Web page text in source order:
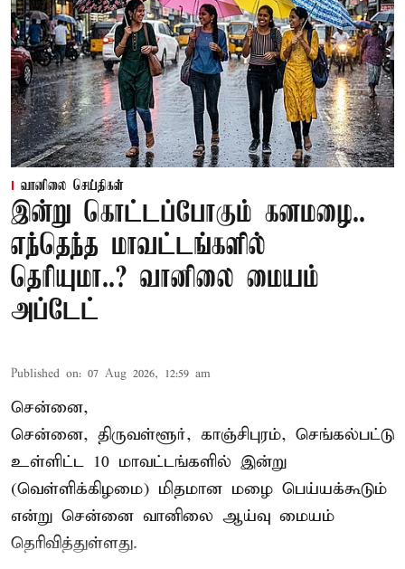
வானிலை செய்திகள்
இன்று கொட்டப்போகும் கனமழை..
எந்தெந்த மாவட்டங்களில்
தெரியுமா..? வானிலை மையம்
அப்டேட்
Published on: 07 Aug 2026, 12:59 am
சென்னை,
சென்னை, திருவள்ளூர், காஞ்சிபுரம், செங்கல்பட்டு
உள்ளிட்ட 10 மாவட்டங்களில் இன்று
(வெள்ளிக்கிழமை) மிதமான மழை பெய்யக்கூடும்
என்று சென்னை வானிலை ஆய்வு மையம்
தெரிவித்துள்ளது.